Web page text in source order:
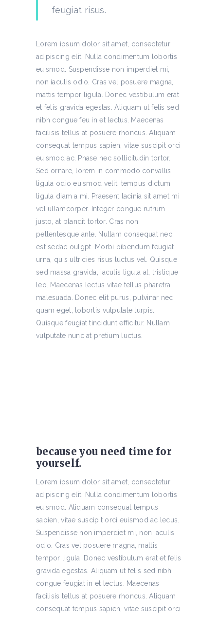
feugiat risus.
Lorem ipsum dolor sit amet, consectetur
adipiscing elit. Nulla condimentum lobortis
euismod. Suspendisse non imperdiet mi,
non iaculis odio. Cras vel posuere magna,
mattis tempor ligula. Donec vestibulum erat
et felis gravida egestas. Aliquam ut felis sed
nibh congue feu in et lectus. Maecenas
facilisis tellus at posuere rhoncus. Aliquam
consequat tempus sapien, vitae suscipit orci
euismod ac. Phase nec sollicitudin tortor.
Sed ornare, lorem in commodo convallis,
ligula odio euismod velit, tempus dictum
ligula diam a mi. Praesent lacinia sit amet mi
vel ullamcorper. Integer congue rutrum
justo, at blandit tortor. Cras non
pellentesque ante. Nullam consequat nec
est sedac oulgpt. Morbi bibendum feugiat
urna, quis ultricies risus luctus vel. Quisque
sed massa gravida, iaculis ligula at, tristique
leo. Maecenas lectus vitae tellus pharetra
malesuada. Donec elit purus, pulvinar nec
quam eget, lobortis vulputate turpis.
Quisque feugiat tincidunt efficitur. Nullam
vulputate nunc at pretium luctus.
because you need time for
yourself.
Lorem ipsum dolor sit amet, consectetur
adipiscing elit. Nulla condimentum lobortis
euismod. Aliquam consequat tempus
sapien, vitae suscipit orci euismod ac lecus.
Suspendisse non imperdiet mi, non iaculis
odio. Cras vel posuere magna, mattis
tempor ligula. Donec vestibulum erat et felis
gravida egestas. Aliquam ut felis sed nibh
congue feugiat in et lectus. Maecenas
facilisis tellus at posuere rhoncus. Aliquam
consequat tempus sapien, vitae suscipit orci